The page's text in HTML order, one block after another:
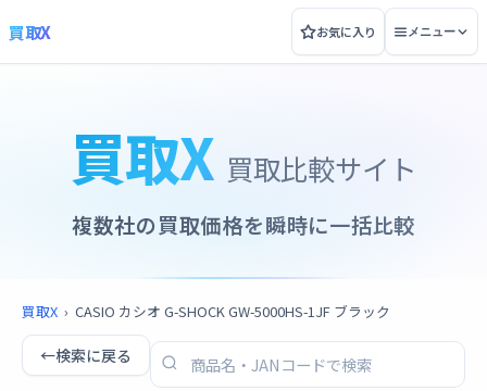
買取X お気に入り メニュー
買取X 買取比較サイト
複数社の買取価格を瞬時に一括比較
買取X › CASIO カシオ G-SHOCK GW-5000HS-1JF ブラック
←検索に戻る